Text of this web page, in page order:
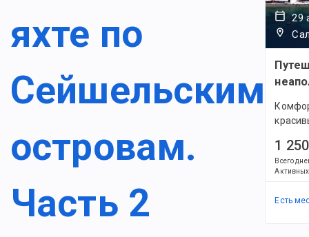
яхте по
Сейшельским
островам.
Часть 2
29
1
Всего
Есть